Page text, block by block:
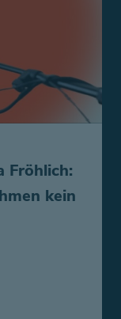
Fröhlich:
kein